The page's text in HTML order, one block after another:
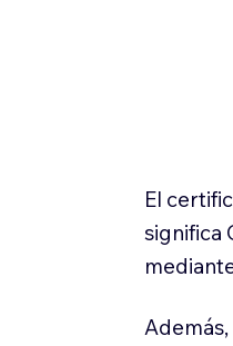
El
significa